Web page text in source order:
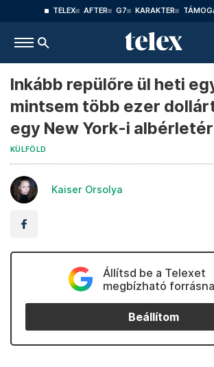
TELEX AFTER G7 KARAKTER
Inkább repülőre ül heti
mintsem több ezer
egy New York-i
KÜLFÖLD
Kaiser Orsolya
Állítsd be a Telexet
megbízható
Beállítom